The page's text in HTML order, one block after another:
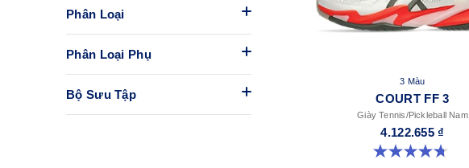
Phân Loại
Phân Loại Phụ
Bộ Sưu Tập
3 Màu
COURT FF 3
Giày Tennis/Pickleball Nam
4.122.655 ₫
4.7 trong số 5 sao. 203 đánh giá